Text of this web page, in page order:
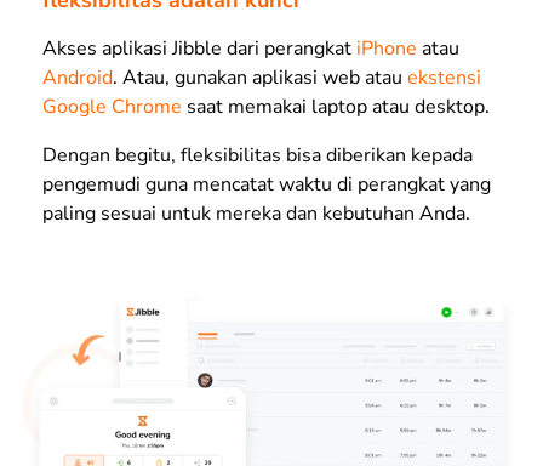
Akses aplikasi Jibble dari perangkat iPhone atau
Android. Atau, gunakan aplikasi web atau ekstensi
Google Chrome saat memakai laptop atau desktop.
Dengan begitu, fleksibilitas bisa diberikan kepada
pengemudi guna mencatat waktu di perangkat yang
paling sesuai untuk mereka dan kebutuhan Anda.